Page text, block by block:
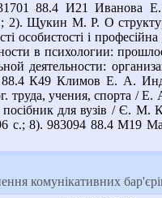
88.4 И21 Иванова
Щукин М. Р. О
і професійна
в психологии:
К49 Климов Е. А.
труда, учения, спорта /
для вузів / Є.
с.; 8). 983094 88.4 М19
комунікативних